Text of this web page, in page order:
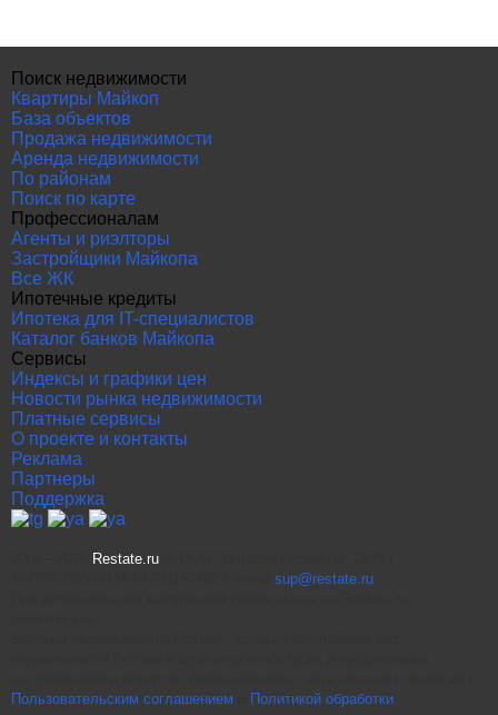
Поиск недвижимости
Квартиры Майкоп
База объектов
Продажа недвижимости
Аренда недвижимости
По районам
Поиск по карте
Профессионалам
Агенты и риэлторы
Застройщики Майкопа
Все ЖК
Ипотечные кредиты
Ипотека для IT-специалистов
Каталог банков Майкопа
Сервисы
Индексы и графики цен
Новости рынка недвижимости
Платные сервисы
О проекте и контакты
Реклама
Партнеры
Поддержка
Restate.ru
sup@restate.ru
Пользовательским соглашением
Политикой обработки